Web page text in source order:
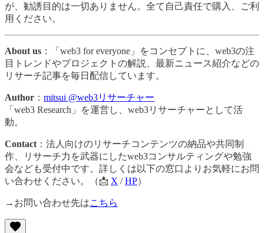
が、勧誘目的は一切ありません。全て自己責任で購入、ご利
用ください。
About us ：「web3 for everyone」をコンセプトに、web3の注
目トレンドやプロジェクトの解説、最新ニュース紹介などの
リサーチ記事を毎日配信しています。
Author ： mitsui @web3リサーチャー
「web3 Research」を運営し、web3リサーチャーとして活
動。
Contact ：法人向けのリサーチコンテンツの納品や共同制
作、リサーチ力を武器にしたweb3コンサルティングや勉強
会なども受付中です。詳しくは以下の窓口よりお気軽にお問
い合わせください。（📩 X /HP）
→お問い合わせ先はこちら